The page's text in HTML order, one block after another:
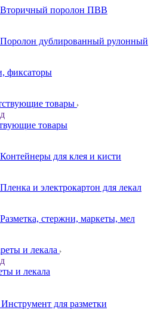
Вторичный поролон ПВВ
Поролон дублированный рулонный
фиксаторы
товары
товары
Контейнеры для клея и кисти
Пленка и электрокартон для лекал
Разметка, стержни, маркеты, мел
и лекала
и лекала
Инструмент для разметки